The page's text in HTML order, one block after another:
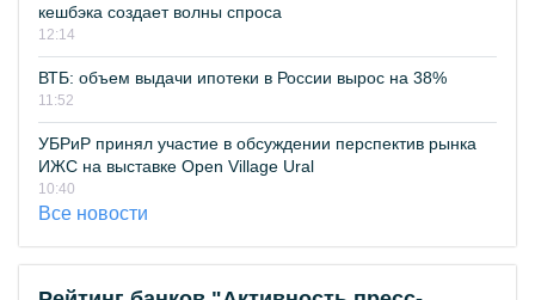
кешбэка создает волны спроса
12:14
ВТБ: объем выдачи ипотеки в России вырос на 38%
11:52
УБРиР принял участие в обсуждении перспектив рынка
ИЖС на выставке Open Village Ural
10:40
Все новости